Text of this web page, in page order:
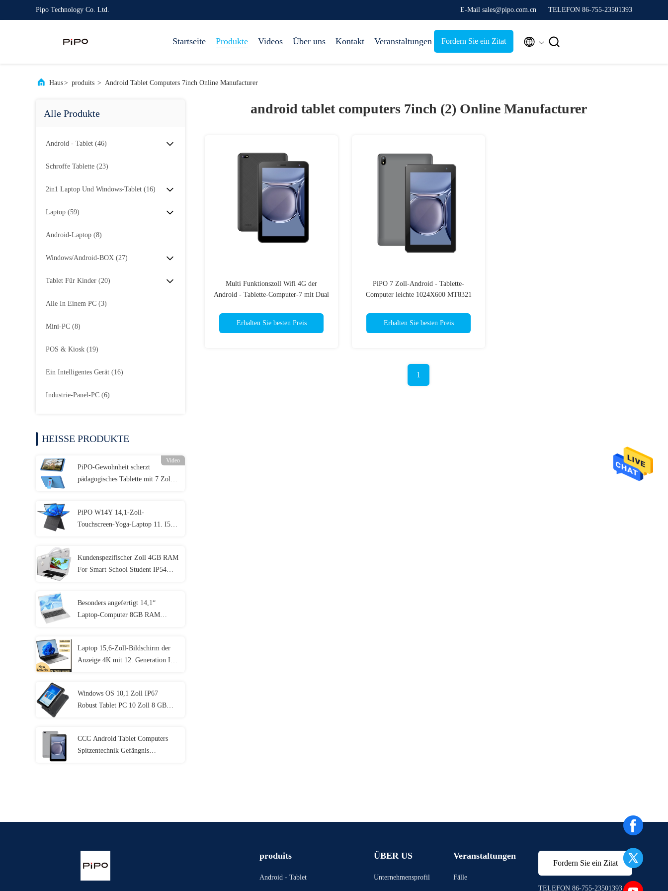
Pipo Technology Co. Ltd. E-Mail sales@pipo.com.cn TELEFON 86-755-23501393
Startseite Produkte Videos Über uns Kontakt Veranstaltungen Fordern Sie ein Zitat  
Haus> produits > Android Tablet Computers 7inch Online Manufacturer
Alle Produkte
Android - Tablet (46)
Schroffe Tablette (23)
2in1 Laptop Und Windows-Tablet (16)
Laptop (59)
Android-Laptop (8)
Windows/Android-BOX (27)
Tablet Für Kinder (20)
Alle In Einem PC (3)
Mini-PC (8)
POS & Kiosk (19)
Ein Intelligentes Gerät (16)
Industrie-Panel-PC (6)
HEISSE PRODUKTE
Video
PiPO-Gewohnheit scherzt
pädagogisches Tablette mit 7 Zoll 8
PiPO W14Y 14,1-Zoll-
Touchscreen-Yoga-Laptop 11. I5
Kundenspezifischer Zoll 4GB RAM
For Smart School Student IP54
Besonders angefertigt 14,1“
Laptop-Computer 8GB RAM
Laptop 15,6-Zoll-Bildschirm der
Anzeige 4K mit 12. Generation I3
Windows OS 10,1 Zoll IP67
Robust Tablet PC 10 Zoll 8 GB
CCC Android Tablet Computers
Spitzentechnik Gefängnis
android tablet computers 7inch (2) Online Manufacturer
Multi Funktionszoll Wifi 4G der
Android - Tablette-Computer-7 mit Dual
Erhalten Sie besten Preis
PiPO 7 Zoll-Android - Tablette-
Computer leichte 1024X600 MT8321
Erhalten Sie besten Preis
1
produits
Android - Tablet
ÜBER US
Unternehmensprofil
Veranstaltungen
Fälle
Fordern Sie ein Zitat
TELEFON 86-755-23501393